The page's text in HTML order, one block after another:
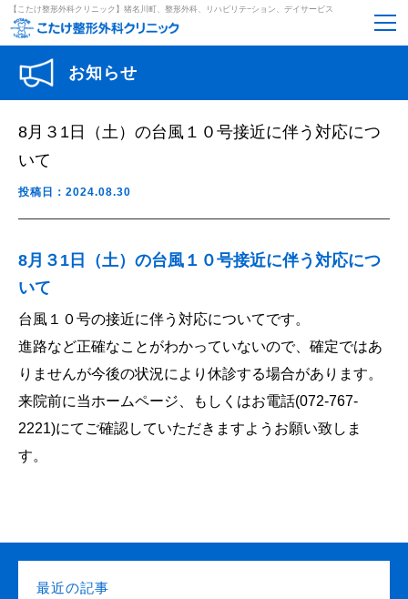
【こたけ整形外科クリニック】猪名川町、整形外科、リハビリテ−ション、デイサービス
お知らせ
8月３1日（土）の台風１０号接近に伴う対応につ
いて
投稿日：2024.08.30
8月３1日（土）の台風１０号接近に伴う対応につ
いて
台風１０号の接近に伴う対応についてです。
進路など正確なことがわかっていないので、確定ではあ
りませんが今後の状況により休診する場合があります。
来院前に当ホームページ、もしくはお電話(072-767-
2221)にてご確認していただきますようお願い致しま
す。
最近の記事